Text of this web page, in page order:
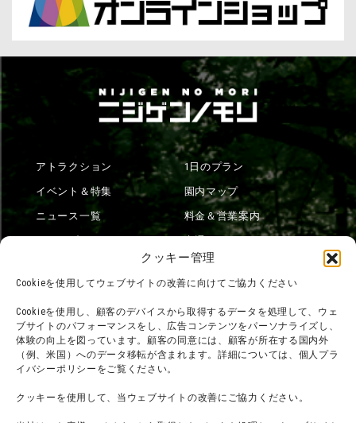
クッキー管理
Cookieを使用してウェブサイトの改善に向けてご協力ください
Cookieを使用し、顧客のデバイスから取得するデータを処理して、ウェ
ブサイトのパフォーマンスをし、広告コンテンツをパーソナライズし、
体験の向上を図っています。顧客の同意には、顧客が所在する国内外
（例、米国）へのデータ移転が含まれます。詳細については、個人プラ
イバシーポリシーをご覧ください。
クッキーを使用して、当ウェブサイトの改善にご協力ください。
アトラクション
イベント＆特集
ニュース一覧
ショップ
オンラインショップ
宿泊
1日のプラン
園内マップ
料金＆営業案内
交通アクセス
ニジゲンノモリとは？
団体利用について
チームビルディング計画 SNS